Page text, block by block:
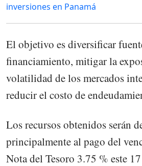
inversiones en Panamá
El objetivo es diversificar
financiamiento, mitigar la
volatilidad de los mercados
reducir el costo de
Los recursos obtenidos serán
principalmente al pago del
Nota del Tesoro 3.75 % este